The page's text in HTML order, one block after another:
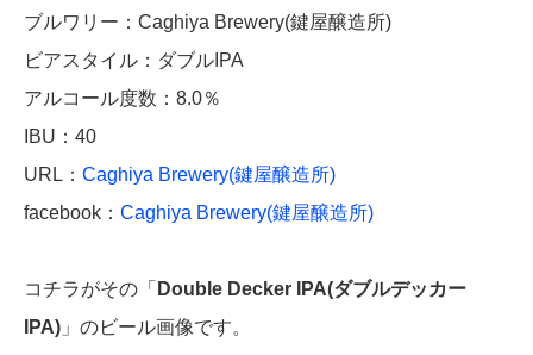
ブルワリー：Caghiya Brewery(鍵屋醸造所)
ビアスタイル：ダブルIPA
アルコール度数：8.0％
IBU：40
URL： Caghiya Brewery(鍵屋醸造所)
facebook： Caghiya Brewery(鍵屋醸造所)
コチラがその「 Double Decker IPA(ダブルデッカー
IPA) 」のビール画像です。